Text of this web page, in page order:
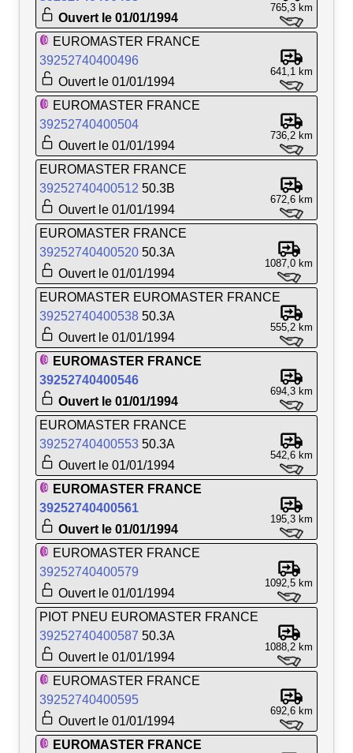
Ouvert le 01/01/1994
765,3 km
EUROMASTER FRANCE
39252740400496
Ouvert le 01/01/1994
641,1 km
EUROMASTER FRANCE
39252740400504
Ouvert le 01/01/1994
736,2 km
EUROMASTER FRANCE
39252740400512 50.3B
Ouvert le 01/01/1994
672,6 km
EUROMASTER FRANCE
39252740400520 50.3A
Ouvert le 01/01/1994
1087,0 km
EUROMASTER EUROMASTER FRANCE
39252740400538 50.3A
Ouvert le 01/01/1994
555,2 km
EUROMASTER FRANCE
39252740400546
Ouvert le 01/01/1994
694,3 km
EUROMASTER FRANCE
39252740400553 50.3A
Ouvert le 01/01/1994
542,6 km
EUROMASTER FRANCE
39252740400561
Ouvert le 01/01/1994
195,3 km
EUROMASTER FRANCE
39252740400579
Ouvert le 01/01/1994
1092,5 km
PIOT PNEU EUROMASTER FRANCE
39252740400587 50.3A
Ouvert le 01/01/1994
1088,2 km
EUROMASTER FRANCE
39252740400595
Ouvert le 01/01/1994
692,6 km
EUROMASTER FRANCE